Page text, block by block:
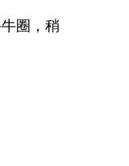
圈，稍